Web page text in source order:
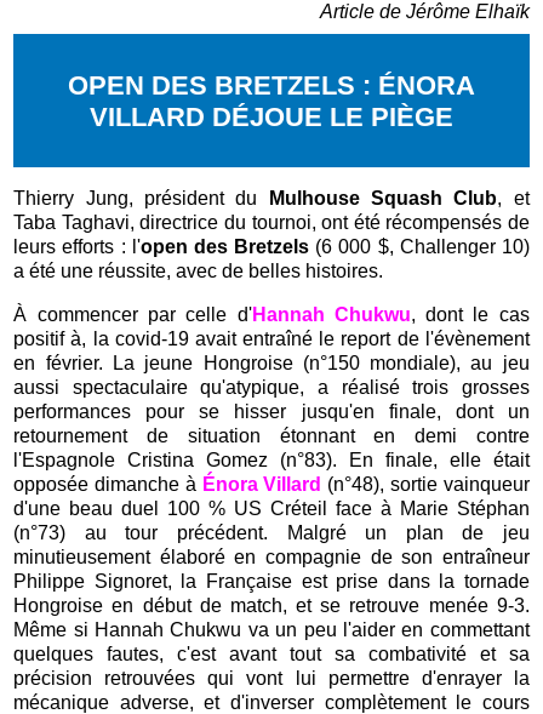
Article de Jérôme Elhaïk
OPEN DES BRETZELS : ÉNORA
VILLARD DÉJOUE LE PIÈGE
Thierry Jung, président du Mulhouse Squash Club, et
Taba Taghavi, directrice du tournoi, ont été récompensés de
leurs efforts : l'open des Bretzels (6 000 $, Challenger 10)
a été une réussite, avec de belles histoires.
À commencer par celle d'Hannah Chukwu, dont le cas
positif à, la covid-19 avait entraîné le report de l'évènement
en février. La jeune Hongroise (n°150 mondiale), au jeu
aussi spectaculaire qu'atypique, a réalisé trois grosses
performances pour se hisser jusqu'en finale, dont un
retournement de situation étonnant en demi contre
l'Espagnole Cristina Gomez (n°83). En finale, elle était
opposée dimanche à Énora Villard (n°48), sortie vainqueur
d'une beau duel 100 % US Créteil face à Marie Stéphan
(n°73) au tour précédent. Malgré un plan de jeu
minutieusement élaboré en compagnie de son entraîneur
Philippe Signoret, la Française est prise dans la tornade
Hongroise en début de match, et se retrouve menée 9-3.
Même si Hannah Chukwu va un peu l'aider en commettant
quelques fautes, c'est avant tout sa combativité et sa
précision retrouvées qui vont lui permettre d'enrayer la
mécanique adverse, et d'inverser complètement le cours